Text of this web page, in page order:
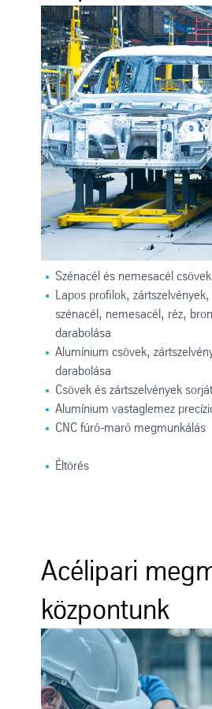
Szénacél és nemesacél
Lapos profilok,
szénacél, nemesacél, réz,
darabolása
Alumínium csövek,
darabolása
Csövek és zártszelvények
Alumínium vastaglemez
CNC fúró-maró megmunkálás
Éltörés
Acélipari
központunk